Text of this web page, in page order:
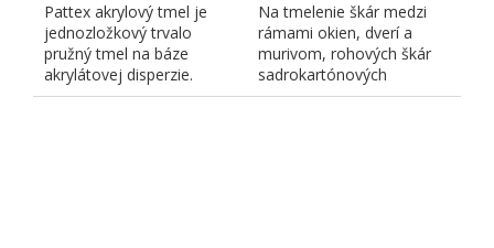
Pattex akrylový tmel je
jednozložkový trvalo
pružný tmel na báze
akrylátovej disperzie.
Vhodný na utesňovanie
Na tmelenie škár medzi
rámami okien, dverí a
murivom, rohových škár
sadrokartónových
konštrukcií, deliacich